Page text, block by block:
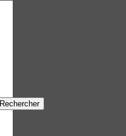
Rechercher